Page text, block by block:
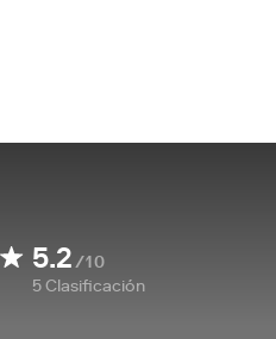
5.2/10
5Clasificación